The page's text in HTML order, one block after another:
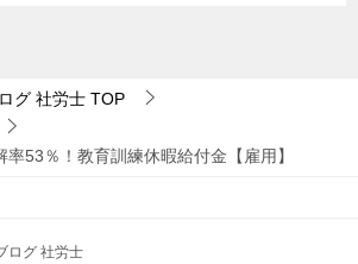
グ 社労士 TOP
率53％！教育訓練休暇給付金【雇用】
ログ 社労士